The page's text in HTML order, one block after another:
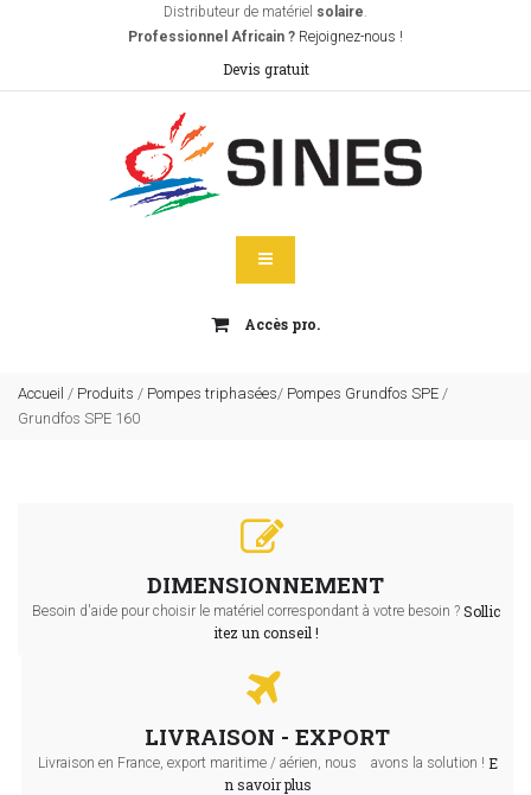
Distributeur de matériel solaire.
Professionnel Africain ? Rejoignez-nous !
Devis gratuit
Accès pro.
Accueil / Produits / Pompes triphasées/ Pompes Grundfos SPE /
Grundfos SPE 160
DIMENSIONNEMENT
Besoin d'aide pour choisir le matériel correspondant à votre besoin ? Sollic
itez un conseil !
LIVRAISON - EXPORT
Livraison en France, export maritime / aérien, nous avons la solution ! E
n savoir plus